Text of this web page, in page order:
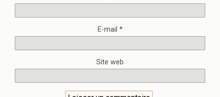
E-mail *
Site web